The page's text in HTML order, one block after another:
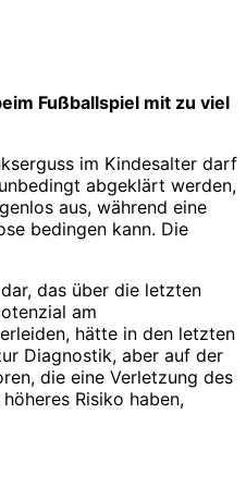
Fußballspiel mit zu viel
im Kindesalter darf
abgeklärt werden,
aus, während eine
bedingen kann. Die
das über die letzten
am
hätte in den letzten
Diagnostik, aber auf der
die eine Verletzung des
Risiko haben,